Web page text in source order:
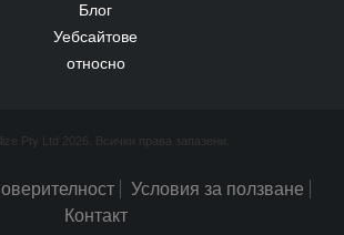
Блог
Уебсайтове
относно
Pty Ltd 2026. Всички права запазени.
Условия за ползване
Контакт